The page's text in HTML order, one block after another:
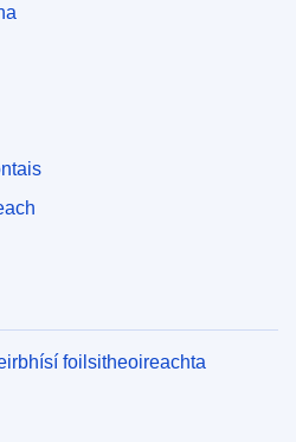
foilsitheoireachta